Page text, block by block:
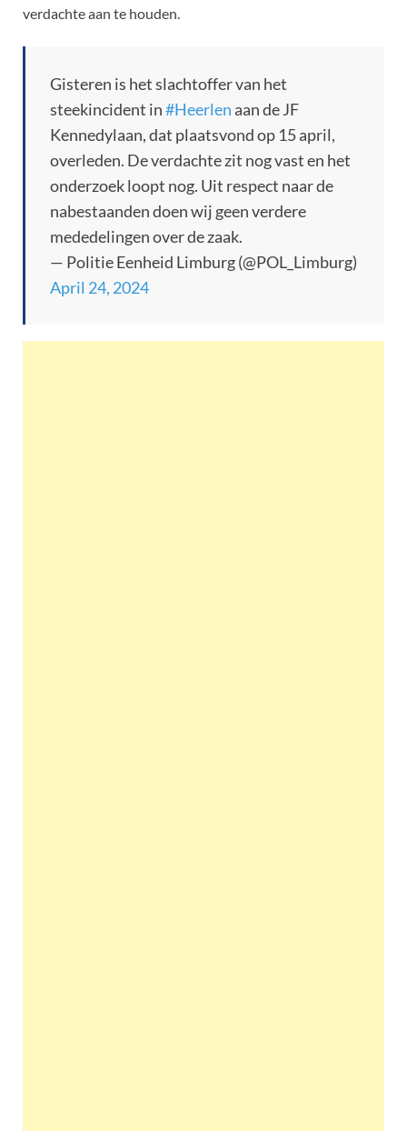
verdachte aan te houden.
Gisteren is het slachtoffer van het
steekincident in#Heerlen aan de JF
Kennedylaan, dat plaatsvond op 15 april,
overleden. De verdachte zit nog vast en het
onderzoek loopt nog. Uit respect naar de
nabestaanden doen wij geen verdere
mededelingen over de zaak.
— Politie Eenheid Limburg (@POL_Limburg)
April 24, 2024